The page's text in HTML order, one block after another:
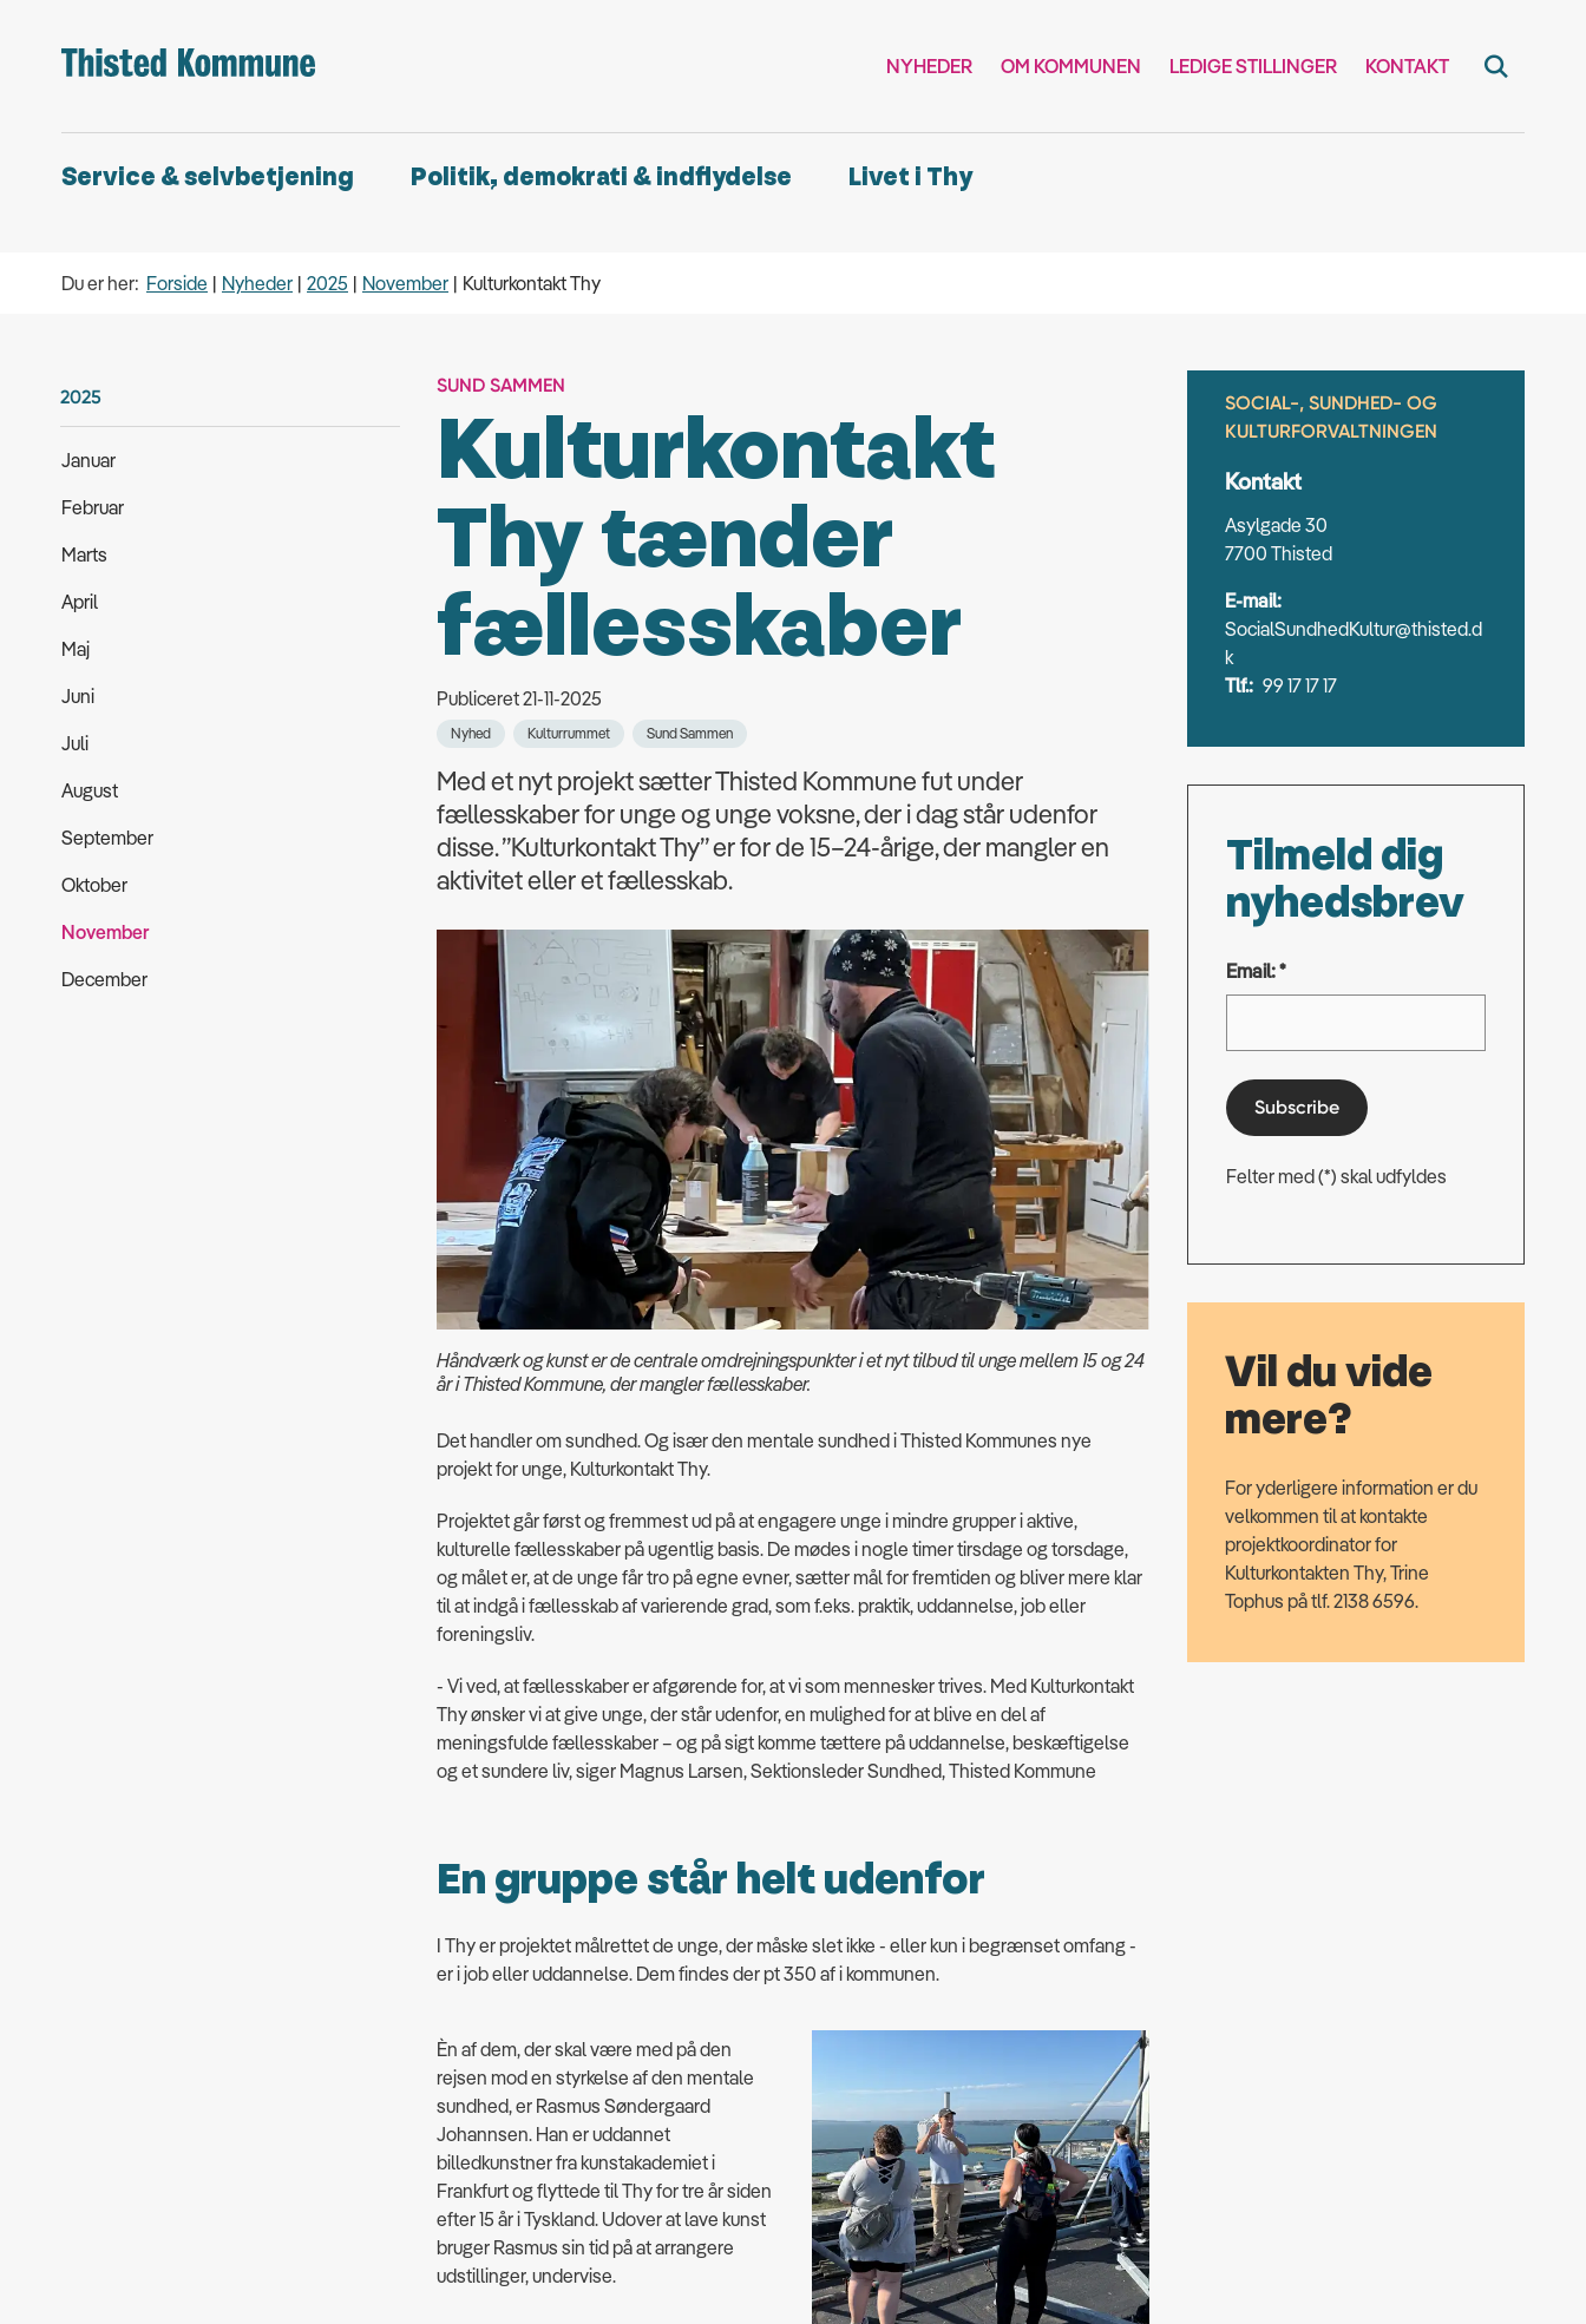
NYHEDER OM KOMMUNEN LEDIGE STILLINGER KONTAKT
Service & selvbetjening Politik, demokrati & indflydelse Livet i Thy
Du er her: Forside Nyheder 2025 November Kulturkontakt Thy
2025
Januar
Februar
Marts
April
Maj
Juni
Juli
August
September
Oktober
November
December
SUND SAMMEN
Kulturkontakt
Thy tænder
fællesskaber
Publiceret 21-11-2025
Nyhed Kulturrummet Sund Sammen
Med et nyt projekt sætter Thisted Kommune fut under
fællesskaber for unge og unge voksne, der i dag står udenfor
disse. ”Kulturkontakt Thy” er for de 15–24-årige, der mangler en
aktivitet eller et fællesskab.
Håndværk og kunst er de centrale omdrejningspunkter i et nyt tilbud til unge mellem 15 og 24
år i Thisted Kommune, der mangler fællesskaber.
Det handler om sundhed. Og især den mentale sundhed i Thisted Kommunes nye
projekt for unge, Kulturkontakt Thy.
Projektet går først og fremmest ud på at engagere unge i mindre grupper i aktive,
kulturelle fællesskaber på ugentlig basis. De mødes i nogle timer tirsdage og torsdage,
og målet er, at de unge får tro på egne evner, sætter mål for fremtiden og bliver mere klar
til at indgå i fællesskab af varierende grad, som f.eks. praktik, uddannelse, job eller
foreningsliv.
- Vi ved, at fællesskaber er afgørende for, at vi som mennesker trives. Med Kulturkontakt
Thy ønsker vi at give unge, der står udenfor, en mulighed for at blive en del af
meningsfulde fællesskaber – og på sigt komme tættere på uddannelse, beskæftigelse
og et sundere liv, siger Magnus Larsen, Sektionsleder Sundhed, Thisted Kommune
En gruppe står helt udenfor
I Thy er projektet målrettet de unge, der måske slet ikke - eller kun i begrænset omfang -
er i job eller uddannelse. Dem findes der pt 350 af i kommunen.
Èn af dem, der skal være med på den
rejsen mod en styrkelse af den mentale
sundhed, er Rasmus Søndergaard
Johannsen. Han er uddannet
billedkunstner fra kunstakademiet i
Frankfurt og flyttede til Thy for tre år siden
efter 15 år i Tyskland. Udover at lave kunst
bruger Rasmus sin tid på at arrangere
udstillinger, undervise.
SOCIAL-, SUNDHED- OG
KULTURFORVALTNINGEN
Kontakt
Asylgade 30
7700 Thisted
E-mail:
SocialSundhedKultur@thisted.d
k
Tlf.: 99 17 17 17
Tilmeld dig
nyhedsbrev
Email: *
Subscribe
Felter med (*) skal udfyldes
Vil du vide
mere?
For yderligere information er du
velkommen til at kontakte
projektkoordinator for
Kulturkontakten Thy, Trine
Tophus på tlf. 2138 6596.